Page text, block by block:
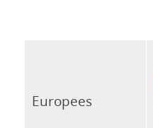
Europees